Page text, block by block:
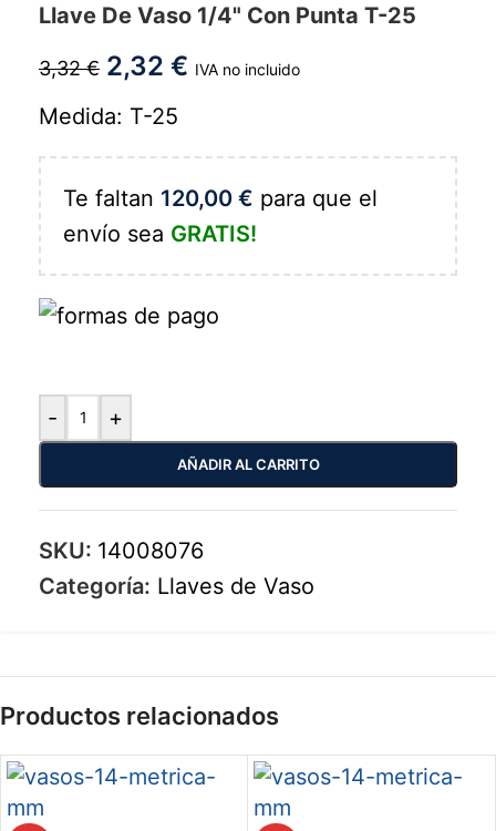
Llave De Vaso 1/4" Con Punta T-25
3,32€ 2,32 € IVA no incluido
Medida: T-25
Te faltan 120,00 € para que el
envío sea GRATIS!
- +
AÑADIR AL CARRITO
SKU: 14008076
Categoría: Llaves de Vaso
Productos relacionados